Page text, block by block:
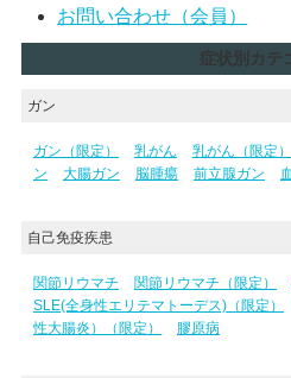
お問い合わせ（会員）
症状別カテ
ガン
ガン（限定） 乳がん 乳がん（限定）
ン
大腸ガン 脳腫瘍 前立腺ガン
自己免疫疾患
関節リウマチ 関節リウマチ（限定）
SLE(全身性エリテマトーデス)（限定）
性大腸炎）（限定）
膠原病